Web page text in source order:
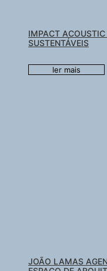
IMPACT
SUSTENTÁVEIS
ler mais
JOÃO LAMAS